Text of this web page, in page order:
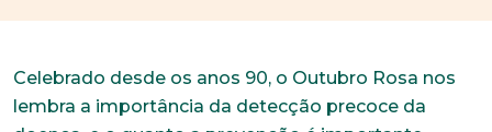
Celebrado desde os anos 90, o Outubro Rosa nos
lembra a importância da detecção precoce da